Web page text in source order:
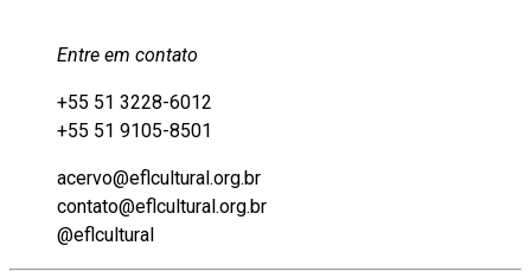
Entre em contato
+55 51 3228-6012
+55 51 9105-8501
acervo@eflcultural.org.br
contato@eflcultural.org.br
@eflcultural